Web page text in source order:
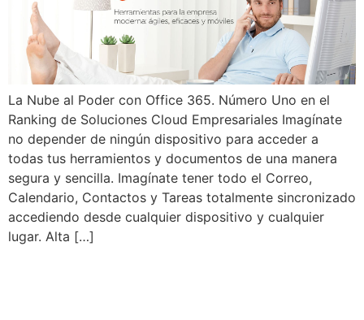
La Nube al Poder con Office 365. Número Uno en el
Ranking de Soluciones Cloud Empresariales Imagínate
no depender de ningún dispositivo para acceder a
todas tus herramientos y documentos de una manera
segura y sencilla. Imagínate tener todo el Correo,
Calendario, Contactos y Tareas totalmente sincronizado
accediendo desde cualquier dispositivo y cualquier
lugar. Alta […]